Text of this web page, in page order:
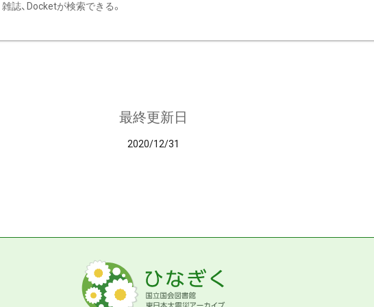
雑誌、Docketが検索できる。
最終更新日
2020/12/31